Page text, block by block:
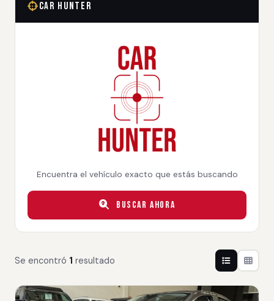
Car Hunter
Encuentra el vehículo exacto que estás buscando
Buscar Ahora
Se encontró 1 resultado